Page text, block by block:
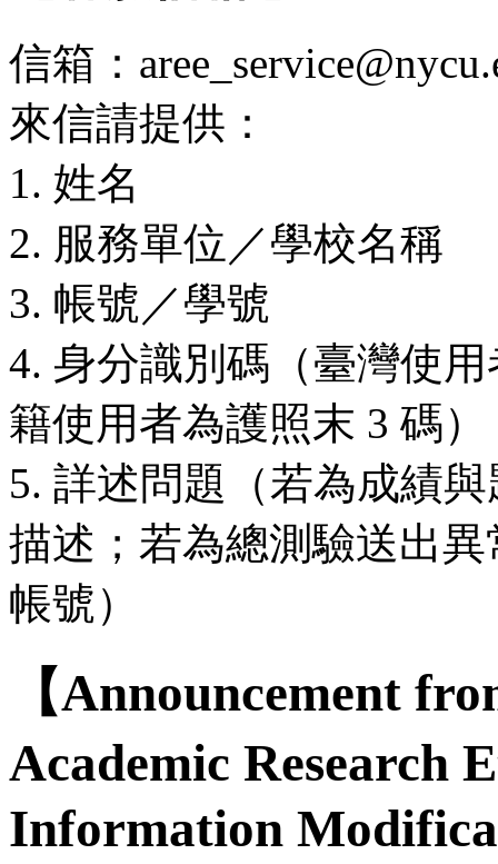
信箱：
來信請提供：
1. 姓名
2. 服務單位／學校名稱
3. 帳號／學號
4. 身分識別碼（臺灣使
籍使用者為護照末 3 碼）
5. 詳述問題（若為成績
描述；若為總測驗送出
帳號）
【Announcement
Academic Research
Information